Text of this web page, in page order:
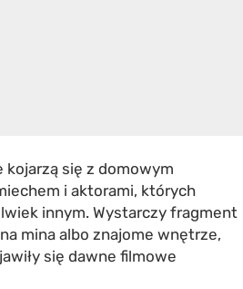
się z domowym
i aktorami, których
innym. Wystarczy fragment
mina albo znajome wnętrze,
się dawne filmowe